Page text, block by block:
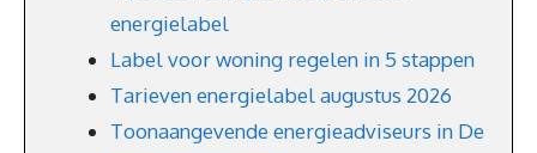
energielabel
Label voor woning regelen in 5 stappen
Tarieven energielabel augustus 2026
Toonaangevende energieadviseurs in De